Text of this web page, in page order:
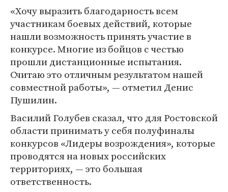
«Хочу выразить благодарность всем
участникам боевых действий, которые
нашли возможность принять участие в
конкурсе. Многие из бойцов с честью
прошли дистанционные испытания.
Считаю это отличным результатом нашей
совместной работы», — отметил Денис
Пушилин.
Василий Голубев сказал, что для Ростовской
области принимать у себя полуфиналы
конкурсов «Лидеры возрождения», которые
проводятся на новых российских
территориях, — это большая
ответственность.